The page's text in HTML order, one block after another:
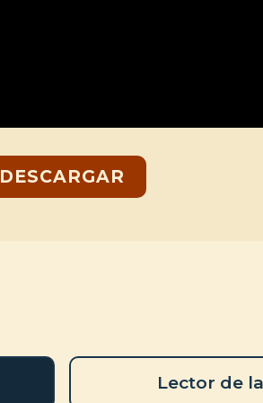
DESCARGAR
Lector de